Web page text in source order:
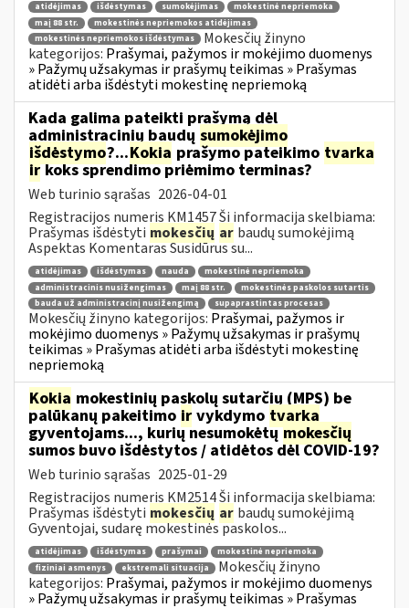
atidėjimas išdėstymas sumokėjimas
mokestinė nepriemoka
maį 88 str.
mokestinės nepriemokos atidėjimas
mokestinės nepriemokos išdėstymas
Mokesčių žinyno
kategorijos: Prašymai, pažymos ir mokėjimo duomenys
» Pažymų užsakymas ir prašymų teikimas » Prašymas
atidėti arba išdėstyti mokestinę nepriemoką
Kada galima pateikti prašymą dėl
administracinių baudų sumokėjimo
išdėstymo?...Kokia prašymo pateikimo tvarka
irkoks sprendimo priėmimo terminas?
Web turinio sąrašas 2026-04-01
Registracijos numeris KM1457 Ši informacija skelbiama:
Prašymas išdėstyti mokesčių ar baudų sumokėjimą
Aspektas Komentaras Susidūrus su...
atidėjimas išdėstymas nauda
mokestinė nepriemoka
administracinis nusižengimas
maį 88 str.
mokestinės paskolos sutartis
bauda už administracinį nusižengimą
supaprastintas procesas
Mokesčių žinyno kategorijos: Prašymai, pažymos ir
mokėjimo duomenys » Pažymų užsakymas ir prašymų
teikimas » Prašymas atidėti arba išdėstyti mokestinę
nepriemoką
Kokia mokestinių paskolų sutarčių (MPS) be
palūkanų pakeitimo ir vykdymo tvarka
gyventojams..., kurių nesumokėtųmokesčių
sumos buvo išdėstytos / atidėtos dėl COVID-19?
Web turinio sąrašas 2025-01-29
Registracijos numeris KM2514 Ši informacija skelbiama:
Prašymas išdėstyti mokesčių ar baudų sumokėjimą
Gyventojai, sudarę mokestinės paskolos...
atidėjimas išdėstymas prašymai
mokestinė nepriemoka
fiziniai asmenys
ekstremali situacija
Mokesčių žinyno
kategorijos: Prašymai, pažymos ir mokėjimo duomenys
» Pažymų užsakymas ir prašymų teikimas » Prašymas